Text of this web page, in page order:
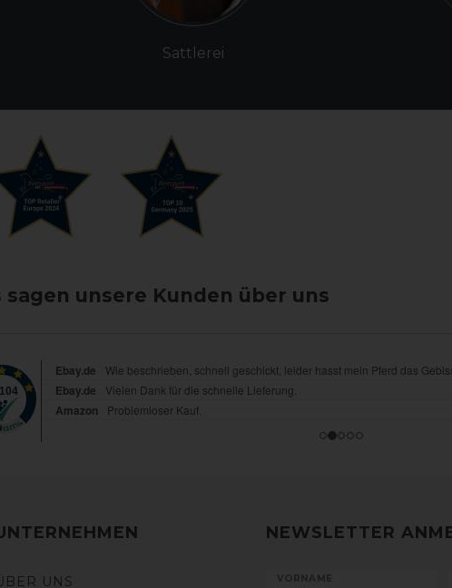
Sattlerei
unsere Kunden über uns
UNS
NEWSLETTER
VORNAME